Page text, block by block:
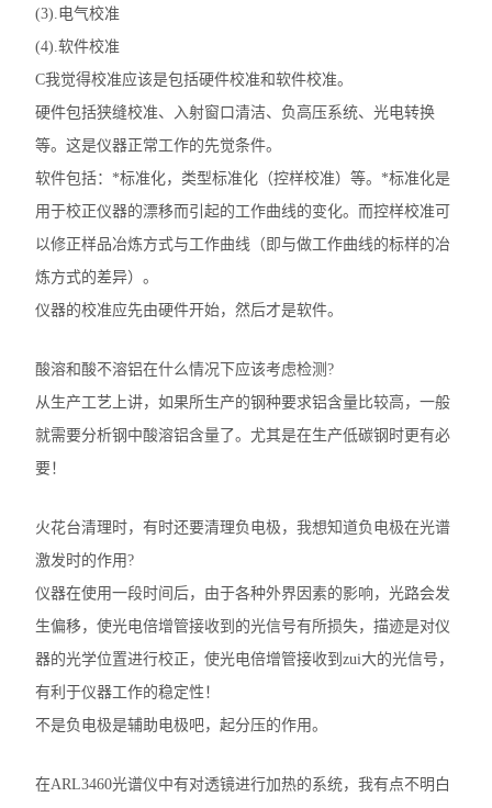
(3).电气校准
(4).软件校准
C我觉得校准应该是包括硬件校准和软件校准。
硬件包括狭缝校准、入射窗口清洁、负高压系统、光电转换
等。这是仪器正常工作的先觉条件。
软件包括：*标准化，类型标准化（控样校准）等。*标准化是
用于校正仪器的漂移而引起的工作曲线的变化。而控样校准可
以修正样品冶炼方式与工作曲线（即与做工作曲线的标样的冶
炼方式的差异）。
仪器的校准应先由硬件开始，然后才是软件。
酸溶和酸不溶铝在什么情况下应该考虑检测?
从生产工艺上讲，如果所生产的钢种要求铝含量比较高，一般
就需要分析钢中酸溶铝含量了。尤其是在生产低碳钢时更有必
要！
火花台清理时，有时还要清理负电极，我想知道负电极在光谱
激发时的作用?
仪器在使用一段时间后，由于各种外界因素的影响，光路会发
生偏移，使光电倍增管接收到的光信号有所损失，描迹是对仪
器的光学位置进行校正，使光电倍增管接收到zui大的光信号，
有利于仪器工作的稳定性！
不是负电极是辅助电极吧，起分压的作用。
在ARL3460光谱仪中有对透镜进行加热的系统，我有点不明白